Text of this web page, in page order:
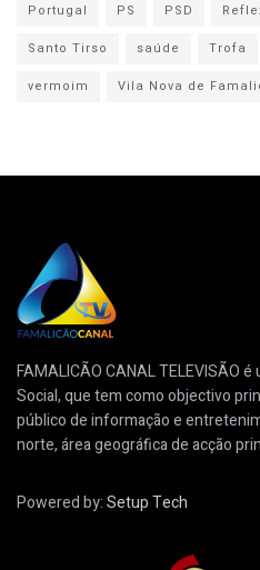
Portugal
PS PSD
Santo Tirso
saúde Trofa
vermoim
Vila Nova de
FAMALICÃO CANAL TELEVISÃO
Social, que tem como objectivo
público de informação e
norte, área geográfica de acção
Powered by:Setup Tech